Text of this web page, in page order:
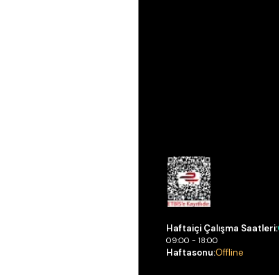
Haftaiçi Çalışma Saatleri:
09:00 - 18:00
Haftasonu:Offline